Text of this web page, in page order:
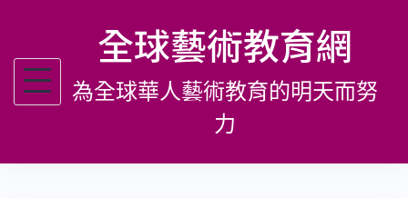
主
全球藝術教育網
為全球華人藝術教育的明天而努
力